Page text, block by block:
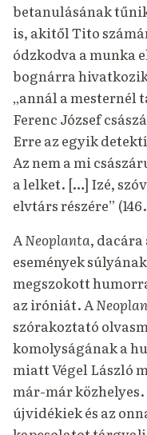
betanulásának
is, akitől Tito
ódzkodva a munka
bognárra
„annál a mesternél
Ferenc József
Erre az egyik
Az nem a mi
a lelket. […] Izé,
elvtárs részére”
ANeoplanta,
események
megszokott
az iróniát. A
szórakoztató
komolyságának a
miatt Végel László
már-már
újvidékiek és az